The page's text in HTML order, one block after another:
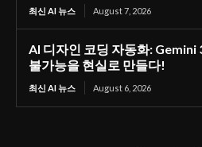
최신 AI 뉴스 August 7, 2026
AI 디자인 코딩 자동화:
불가능을 현실로 만들다!
최신 AI 뉴스 August 6, 2026